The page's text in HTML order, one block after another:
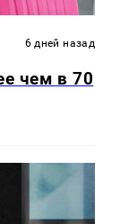
6 дней назад
чем в 70